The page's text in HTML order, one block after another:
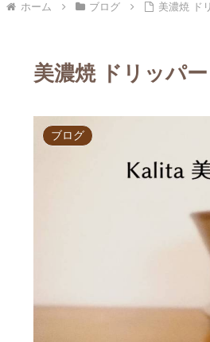
ホーム ブログ 美濃焼 ド
美濃焼 ドリッパー
ブログ